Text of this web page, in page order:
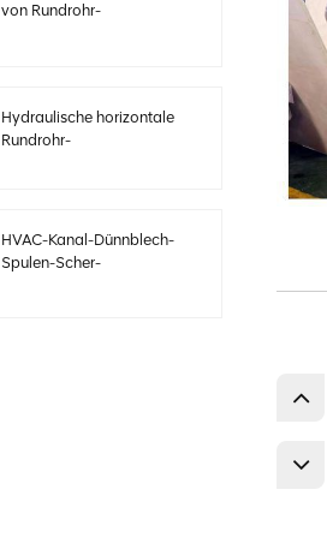
von Rundrohr-
Hydraulische horizontale
Rundrohr-
HVAC-Kanal-Dünnblech-
Spulen-Scher-